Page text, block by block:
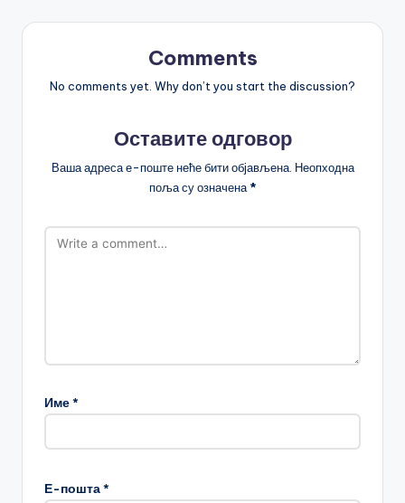
Comments
No comments yet. Why don’t you start the discussion?
Оставите одговор
Ваша адреса е-поште неће бити објављена. Неопходна
поља су означена*
Име*
Е-пошта*